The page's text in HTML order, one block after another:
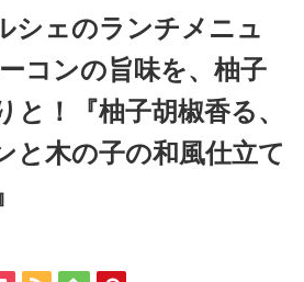
シェのランチメニュ
コンの旨味を、柚子
と！『柚子胡椒香る、
と木の子の和風仕立て